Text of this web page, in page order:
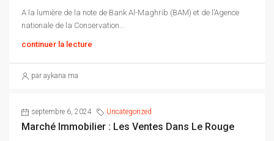
A la lumière de la note de Bank Al-Maghrib (BAM) et de l’Agence
nationale de la Conservation...
continuer la lecture
par aykana.ma
septembre 6, 2024 Uncategorized
Marché Immobilier : Les Ventes Dans Le Rouge